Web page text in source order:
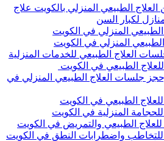
الطبيعي المنزلي بالكويت علاج
لكبار السن
المنزلي في الكويت
المنزلي في الكويت
العلاج الطبيعي للخدمات المنزلية
الطبيعي في الكويت
جلسات العلاج الطبيعي المنزلي في
الطبيعي في الكويت
المنزلية في الكويت
الطبيعي والتمريض في الكويت
للتخاطب واضطرابات النطق في الكويت